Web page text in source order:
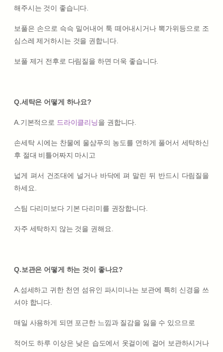
해주시는 것이 좋습니다.
보풀은 손으로 슥슥 밀어내어 툭 떼어내시거나 뽁가위등으로 조
심스레 제거하시는 것을 권합니다.
보풀 제거 전후로 다림질을 하면 더욱 좋습니다.
Q.세탁은 어떻게 하나요?
A.기본적으로 드라이클리닝을 권합니다.
손세탁 시에는 찬물에 울샴푸의 농도를 연하게 풀어서 세탁하신
후 절대 비틀어짜지 마시고
넓게 펴서 건조대에 널거나 바닥에 펴 말린 뒤 반드시 다림질을
하세요.
스팀 다리미보다 기본 다리미를 권장합니다.
자주 세탁하지 않는 것을 권해요.
Q.보관은 어떻게 하는 것이 좋나요?
A.섬세하고 귀한 천연 섬유인 파시미나는 보관에 특히 신경을 쓰
셔야 합니다.
매일 사용하게 되면 포근한 느낌과 질감을 잃을 수 있으므로
적어도 하루 이상은 낮은 습도에서 옷걸이에 걸어 보관하시거나